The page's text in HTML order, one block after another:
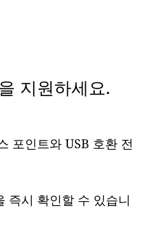
지원하세요.
포인트와 USB 호환 전
즉시 확인할 수 있습니